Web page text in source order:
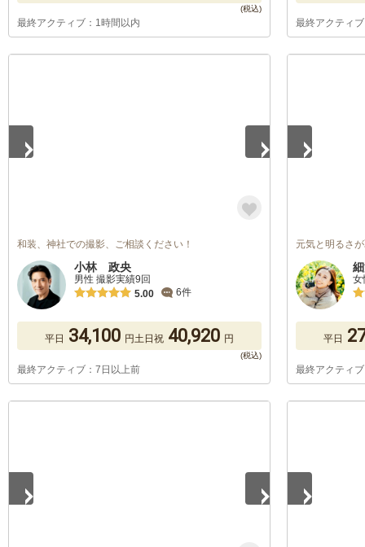
最終アクティブ：1時間以内 最終アクティ
和装、神社での撮影、ご相談ください！
小林 政央
男性 撮影実績9回
5.00
6件
平日 34,100 円土日祝 40,920 円
最終アクティブ：7日以上前
元気と明るさ
女
平日
最終アクティ